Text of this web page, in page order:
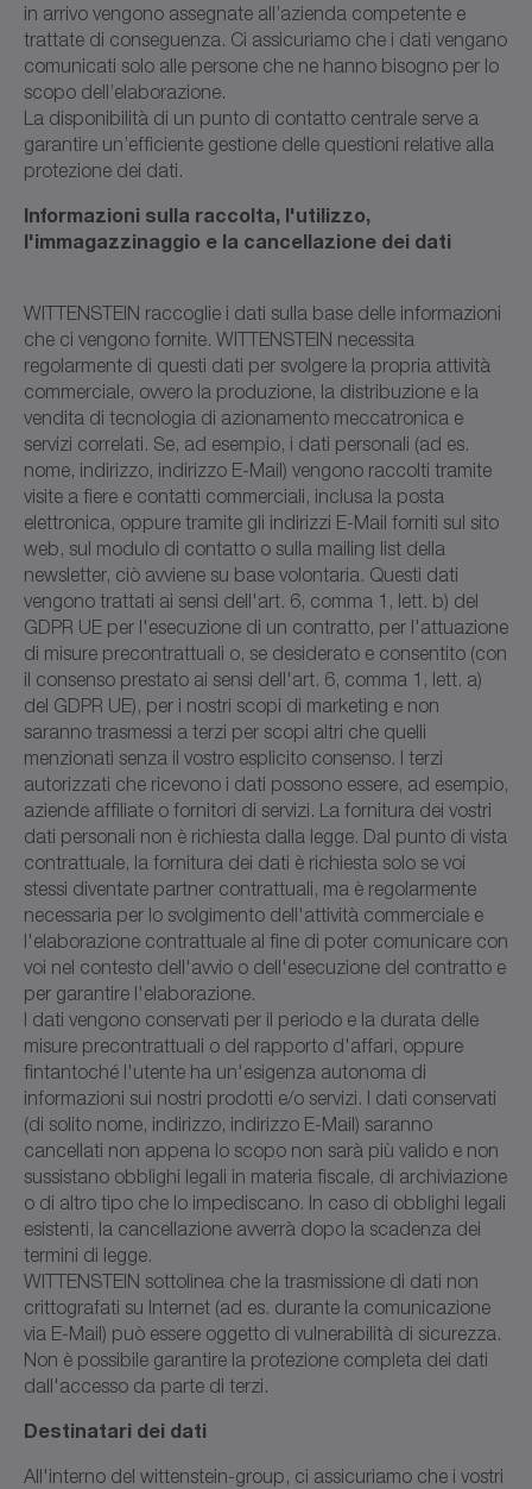
in arrivo vengono assegnate all’azienda competente e
trattate di conseguenza. Ci assicuriamo che i dati vengano
comunicati solo alle persone che ne hanno bisogno per lo
scopo dell’elaborazione.
La disponibilità di un punto di contatto centrale serve a
garantire un’efficiente gestione delle questioni relative alla
protezione dei dati.
Informazioni sulla raccolta, l'utilizzo,
l'immagazzinaggio e la cancellazione dei dati
WITTENSTEIN raccoglie i dati sulla base delle informazioni
che ci vengono fornite. WITTENSTEIN necessita
regolarmente di questi dati per svolgere la propria attività
commerciale, ovvero la produzione, la distribuzione e la
vendita di tecnologia di azionamento meccatronica e
servizi correlati. Se, ad esempio, i dati personali (ad es.
nome, indirizzo, indirizzo E-Mail) vengono raccolti tramite
visite a fiere e contatti commerciali, inclusa la posta
elettronica, oppure tramite gli indirizzi E-Mail forniti sul sito
web, sul modulo di contatto o sulla mailing list della
newsletter, ciò avviene su base volontaria. Questi dati
vengono trattati ai sensi dell'art. 6, comma 1, lett. b) del
GDPR UE per l'esecuzione di un contratto, per l'attuazione
di misure precontrattuali o, se desiderato e consentito (con
il consenso prestato ai sensi dell'art. 6, comma 1, lett. a)
del GDPR UE), per i nostri scopi di marketing e non
saranno trasmessi a terzi per scopi altri che quelli
menzionati senza il vostro esplicito consenso. I terzi
autorizzati che ricevono i dati possono essere, ad esempio,
aziende affiliate o fornitori di servizi. La fornitura dei vostri
dati personali non è richiesta dalla legge. Dal punto di vista
contrattuale, la fornitura dei dati è richiesta solo se voi
stessi diventate partner contrattuali, ma è regolarmente
necessaria per lo svolgimento dell'attività commerciale e
l'elaborazione contrattuale al fine di poter comunicare con
voi nel contesto dell'avvio o dell'esecuzione del contratto e
per garantire l'elaborazione.
I dati vengono conservati per il periodo e la durata delle
misure precontrattuali o del rapporto d'affari, oppure
fintantoché l'utente ha un'esigenza autonoma di
informazioni sui nostri prodotti e/o servizi. I dati conservati
(di solito nome, indirizzo, indirizzo E-Mail) saranno
cancellati non appena lo scopo non sarà più valido e non
sussistano obblighi legali in materia fiscale, di archiviazione
o di altro tipo che lo impediscano. In caso di obblighi legali
esistenti, la cancellazione avverrà dopo la scadenza dei
termini di legge.
WITTENSTEIN sottolinea che la trasmissione di dati non
crittografati su Internet (ad es. durante la comunicazione
via E-Mail) può essere oggetto di vulnerabilità di sicurezza.
Non è possibile garantire la protezione completa dei dati
dall'accesso da parte di terzi.
Destinatari dei dati
All'interno del wittenstein-group, ci assicuriamo che i vostri